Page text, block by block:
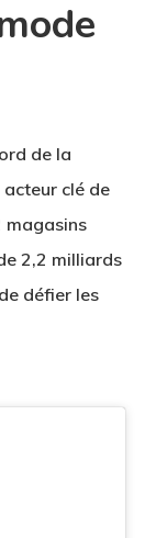
de la
acteur clé de
magasins
2,2 milliards
défier les